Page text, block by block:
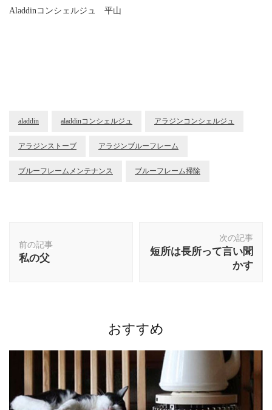
Aladdinコンシェルジュ 平山
aladdin aladdinコンシェルジュ アラジンコンシェルジュ
アラジンストーブ アラジンブルーフレーム
ブルーフレームメンテナンス ブルーフレーム掃除
稿
ナ
前の記事
私の父
次の記事
短所は長所って言い聞
かす
おすすめ